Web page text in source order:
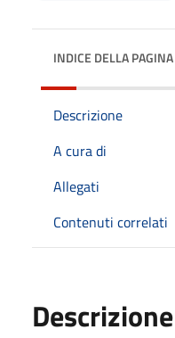
INDICE DELLA PAGINA
Descrizione
A cura di
Allegati
Contenuti correlati
Descrizione